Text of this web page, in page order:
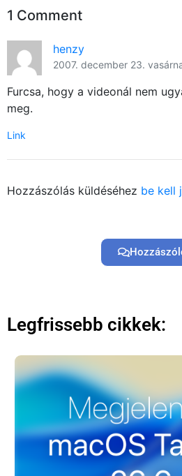
1 Comment
henzy
2007. december 23.
Furcsa, hogy a videonál nem
meg.
Link
Hozzászólás küldéséhez be kell
Legfrissebb cikkek: